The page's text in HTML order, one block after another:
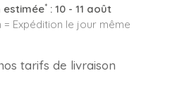
estimée*: 10 - 11 août
= Expédition le jour même
tarifs de livraison